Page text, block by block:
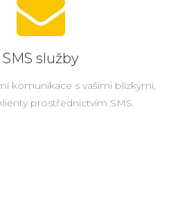
SMS služby
komunikace s vašimi blízkými,
prostřednictvím SMS.